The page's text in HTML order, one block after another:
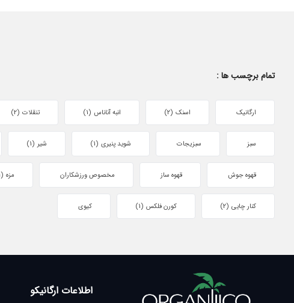
تمام برچسب ها :
ارگانیک اسنک (2) انبه آناناس (1) تنقلات (2)
سبز سبزیجات شوید پنیری (1) شیر (1)
قهوه جوش قهوه ساز مخصوص ورزشکاران مزه (1)
کنار چایی (2) کورن فلکس (1) کیوی
اطلاعات ارگانیکو